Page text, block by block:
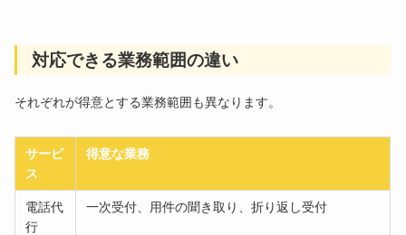
対応できる業務範囲の違い
それぞれが得意とする業務範囲も異なります。
サービ
ス
得意な業務
電話代
行
一次受付、用件の聞き取り、折り返し受付